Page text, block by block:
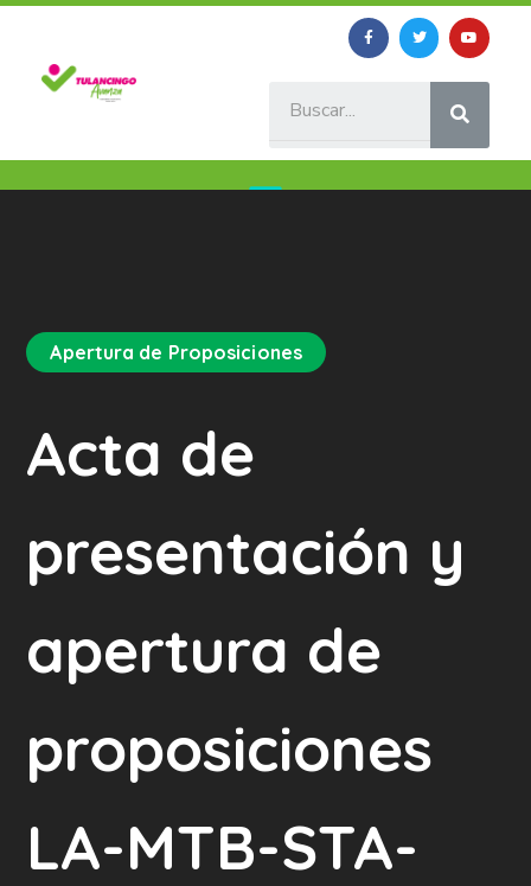
Apertura de Proposiciones
Acta de
presentación y
apertura de
proposiciones
LA-MTB-STA-